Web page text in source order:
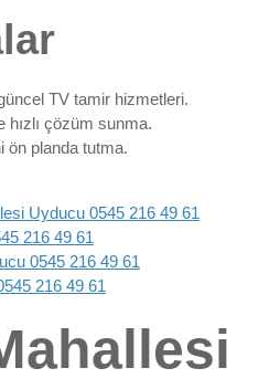
TV tamir hizmetleri.
çözüm sunma.
ön planda tutma.
Uyducu 0545 216 49 61
216 49 61
0545 216 49 61
216 49 61